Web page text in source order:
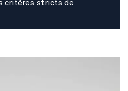
critères stricts de